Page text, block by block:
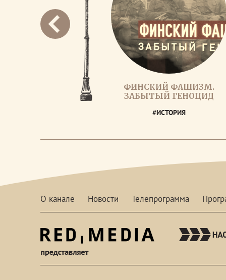
ФИНСКИЙ ФАШИЗМ.
ЗАБЫТЫЙ ГЕНОЦИД
#ИСТОРИЯ
О канале Новости Телепрограмма